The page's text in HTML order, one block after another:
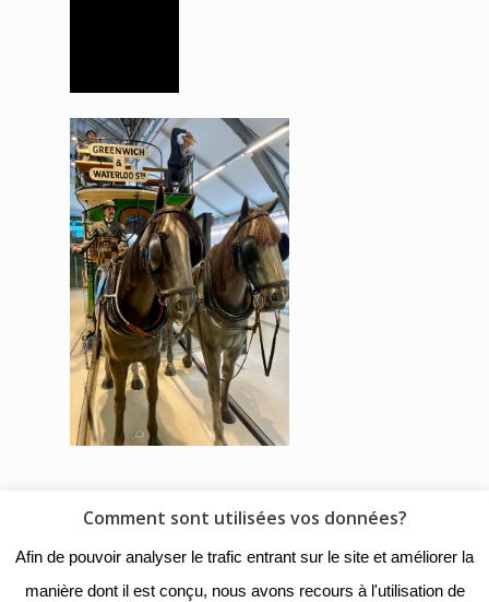
© 2018 - Collège Henri de
Navarre |Mentions légales|
Comment sont utilisées vos données?
Afin de pouvoir analyser le trafic entrant sur le site et améliorer la
manière dont il est conçu, nous avons recours à l'utilisation de